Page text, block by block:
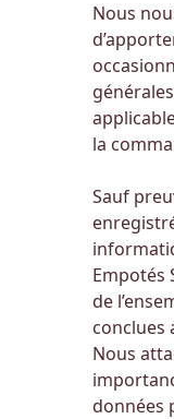
Nous
la
Sauf
Empotés
de
conclues
Nous
données